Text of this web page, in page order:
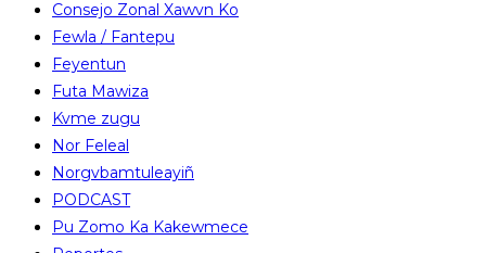
Consejo Zonal Xawvn Ko
Fewla / Fantepu
Feyentun
Futa Mawiza
Kvme zugu
Nor Feleal
Norgvbamtuleayiñ
PODCAST
Pu Zomo Ka Kakewmece